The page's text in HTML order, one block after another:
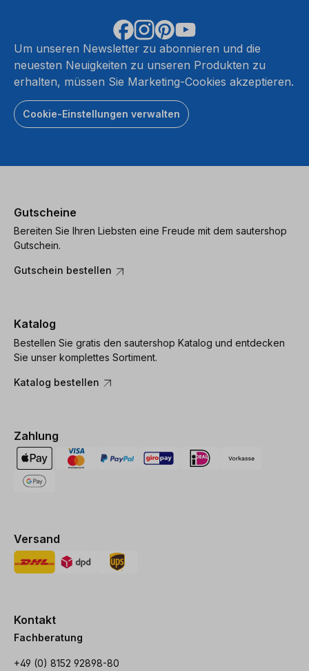
Um unseren Newsletter zu abonnieren und die
neuesten Neuigkeiten zu unseren Produkten zu
erhalten, müssen Sie Marketing-Cookies akzeptieren.
Cookie-Einstellungen verwalten
Gutscheine
Bereiten Sie Ihren Liebsten eine Freude mit dem sautershop
Gutschein.
Gutschein bestellen
Katalog
Bestellen Sie gratis den sautershop Katalog und entdecken
Sie unser komplettes Sortiment.
Katalog bestellen
Zahlung
Versand
Kontakt
Fachberatung
+49 (0) 8152 92898-80